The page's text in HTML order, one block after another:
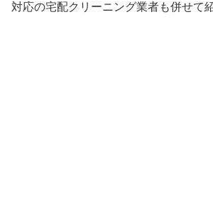
対応の宅配クリーニング業者も併せて